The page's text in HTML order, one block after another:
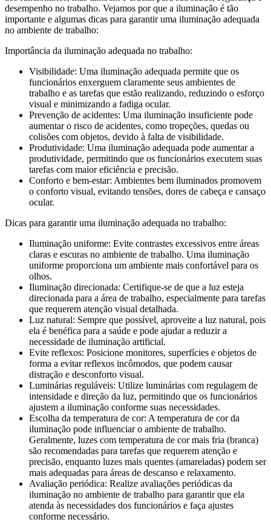
desempenho no trabalho. Vejamos por que a iluminação é tão
importante e algumas dicas para garantir uma iluminação adequada
no ambiente de trabalho:
Importância da iluminação adequada no trabalho:
Visibilidade: Uma iluminação adequada permite que os
funcionários enxerguem claramente seus ambientes de
trabalho e as tarefas que estão realizando, reduzindo o esforço
visual e minimizando a fadiga ocular.
Prevenção de acidentes: Uma iluminação insuficiente pode
aumentar o risco de acidentes, como tropeções, quedas ou
colisões com objetos, devido à falta de visibilidade.
Produtividade: Uma iluminação adequada pode aumentar a
produtividade, permitindo que os funcionários executem suas
tarefas com maior eficiência e precisão.
Conforto e bem-estar: Ambientes bem iluminados promovem
o conforto visual, evitando tensões, dores de cabeça e cansaço
ocular.
Dicas para garantir uma iluminação adequada no trabalho:
Iluminação uniforme: Evite contrastes excessivos entre áreas
claras e escuras no ambiente de trabalho. Uma iluminação
uniforme proporciona um ambiente mais confortável para os
olhos.
Iluminação direcionada: Certifique-se de que a luz esteja
direcionada para a área de trabalho, especialmente para tarefas
que requerem atenção visual detalhada.
Luz natural: Sempre que possível, aproveite a luz natural, pois
ela é benéfica para a saúde e pode ajudar a reduzir a
necessidade de iluminação artificial.
Evite reflexos: Posicione monitores, superfícies e objetos de
forma a evitar reflexos incômodos, que podem causar
distração e desconforto visual.
Luminárias reguláveis: Utilize luminárias com regulagem de
intensidade e direção da luz, permitindo que os funcionários
ajustem a iluminação conforme suas necessidades.
Escolha da temperatura de cor: A temperatura de cor da
iluminação pode influenciar o ambiente de trabalho.
Geralmente, luzes com temperatura de cor mais fria (branca)
são recomendadas para tarefas que requerem atenção e
precisão, enquanto luzes mais quentes (amareladas) podem ser
mais adequadas para áreas de descanso e relaxamento.
Avaliação periódica: Realize avaliações periódicas da
iluminação no ambiente de trabalho para garantir que ela
atenda às necessidades dos funcionários e faça ajustes
conforme necessário.